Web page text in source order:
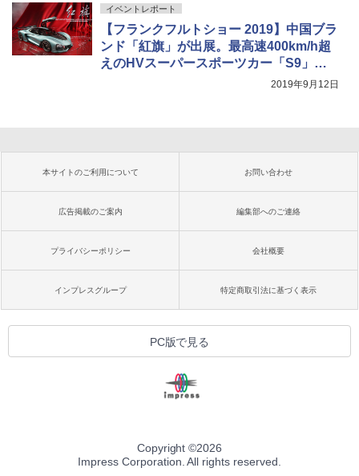
イベントレポート
【フランクフルトショー 2019】中国ブラ
ンド「紅旗」が出展。最高速400km/h超
えのHVスーパースポーツカー「S9」を
2019年9月12日
本サイトのご利用について お問い合わせ
広告掲載のご案内 編集部へのご連絡
プライバシーポリシー 会社概要
インプレスグループ 特定商取引法に基づく表示
PC版で見る
Copyright ©2026
Impress Corporation. All rights reserved.